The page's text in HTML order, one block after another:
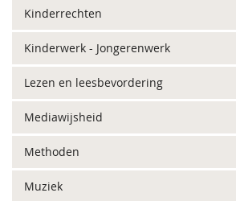
Kinderrechten
Kinderwerk - Jongerenwerk
Lezen en leesbevordering
Mediawijsheid
Methoden
Muziek